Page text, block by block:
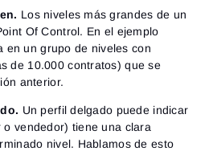
Los niveles más grandes de un
Of Control. En el ejemplo
en un grupo de niveles con
de 10.000 contratos) que se
anterior.
Un perfil delgado puede indicar
vendedor) tiene una clara
nivel. Hablamos de esto